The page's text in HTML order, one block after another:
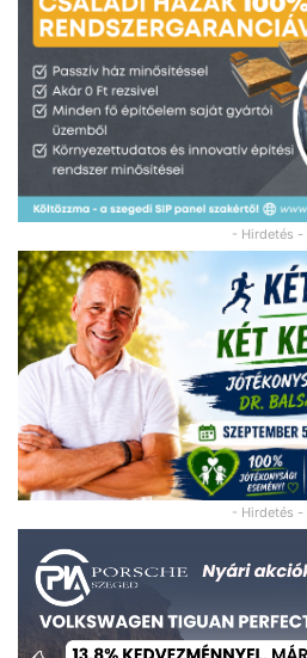
- Hirdetés -
- Hirdetés -